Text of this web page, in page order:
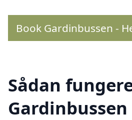
Book Gardinbussen -
Sådan
Gardinbussen